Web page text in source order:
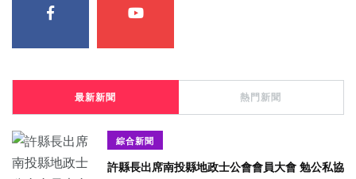
最新新聞 熱門新聞
綜合新聞
許縣長出席南投縣地政士公會會員大會 勉公私協